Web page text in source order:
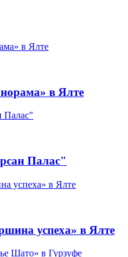
в Ялте
Палас"
успеха» в Ялте